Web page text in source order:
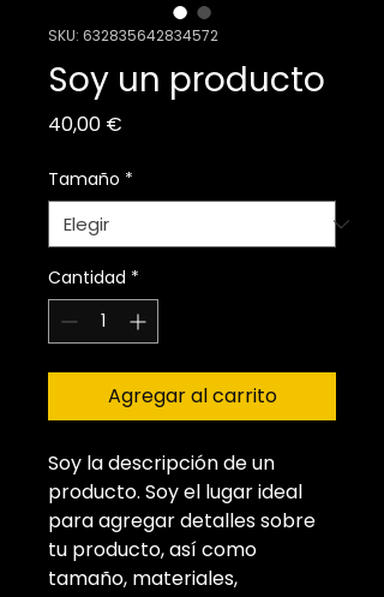
SKU: 632835642834572
Soy un producto
40,00 €
Tamaño *
Cantidad *
Agregar al carrito
Soy la descripción de un
producto. Soy el lugar ideal
para agregar detalles sobre
tu producto, así como
tamaño, materiales,